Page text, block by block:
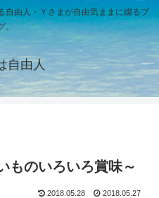
自由人・Ｙさまが自由気ままに綴るブ
。
自由人
ものいろいろ賞味～
2018.05.28 2018.05.27